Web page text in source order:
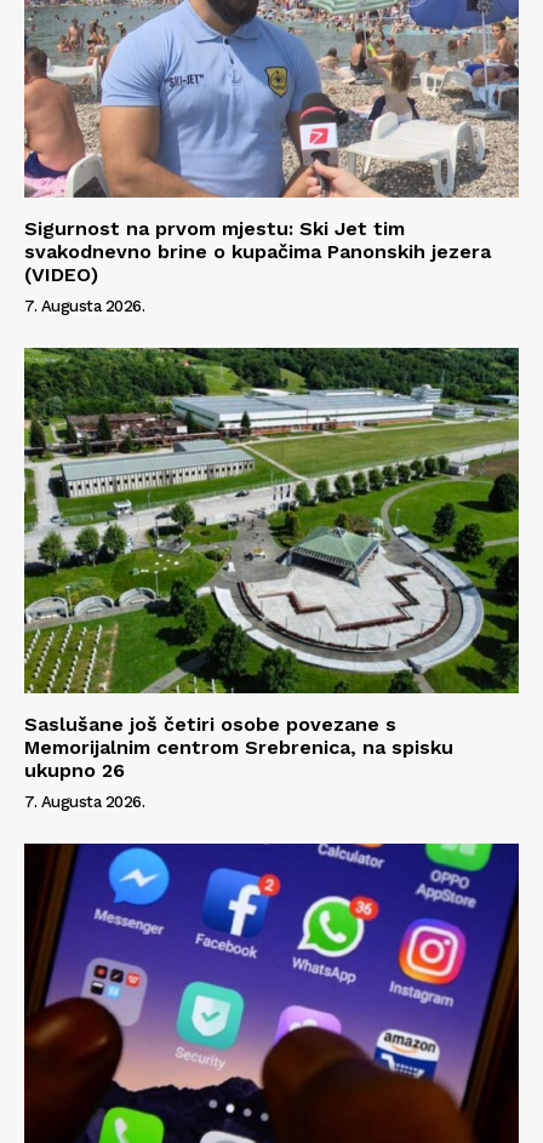
Info
O nama
Kontakt
Impressum
Sigurnost na prvom mjestu: Ski Jet tim
svakodnevno brine o kupačima Panonskih jezera
(VIDEO)
7. Augusta 2026.
Saslušane još četiri osobe povezane s
Memorijalnim centrom Srebrenica, na spisku
ukupno 26
7. Augusta 2026.